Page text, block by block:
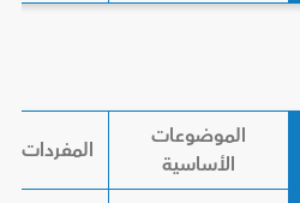
الموضوعات
الأساسية
المفردات